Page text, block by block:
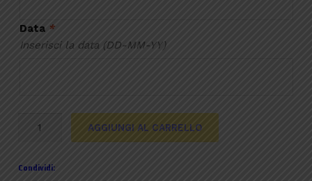
Data *
Inserisci la data (DD-MM-YY)
quantità
AGGIUNGI AL CARRELLO
Condividi: